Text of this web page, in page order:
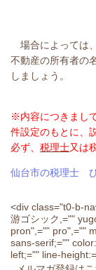
場合によっては
不動産の所有者の
しましょう。
※内容につきまし
件設定のもとに、
必ず、 税理士又は
仙台市の税理士
<div class="t0-b-
游ゴシック,=""
pron",="" pro",=""
sans-serif;=""
left;="" line-